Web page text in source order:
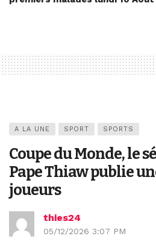
A LA UNE SPORT SPORTS
Coupe du Monde, le
Pape Thiaw publie
joueurs
thies24
05/12/2026 3:07 PM